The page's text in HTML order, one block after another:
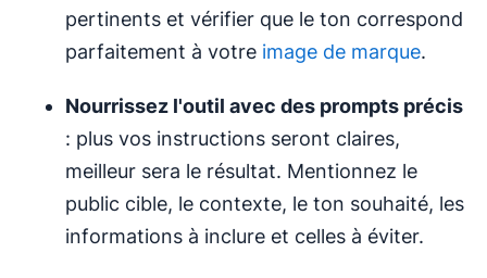
pertinents et vérifier que le ton correspond
parfaitement à votre image de marque.
Nourrissez l'outil avec des prompts précis
: plus vos instructions seront claires,
meilleur sera le résultat. Mentionnez le
public cible, le contexte, le ton souhaité, les
informations à inclure et celles à éviter.